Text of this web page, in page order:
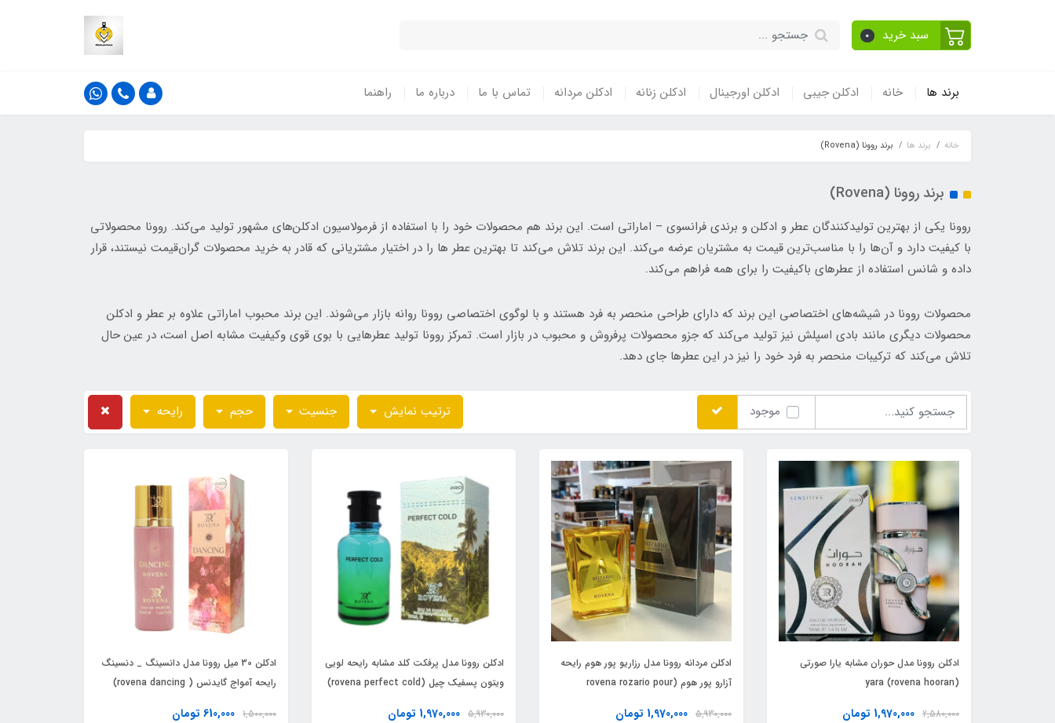
سبد خرید 0
برند ها خانه ادکلن جیبی ادکلن اورجینال ادکلن زنانه ادکلن مردانه تماس با ما درباره ما راهنما
خانه برند ها برند روونا (Rovena)
برند روونا (Rovena)
روونا یکی از بهترین تولیدکنندگان عطر و ادکلن و برندی فرانسوی – اماراتی است. این برند هم محصولات خود را با استفاده از فرمولاسیون ادکلن‌های مشهور تولید می‌کند. روونا محصولاتی
با کیفیت دارد و آن‌ها را با مناسب‌ترین قیمت به مشتریان عرضه می‌کند. این برند تلاش می‌کند تا بهترین عطر ها را در اختیار مشتریانی که قادر به خرید محصولات گران‌قیمت نیستند، قرار
داده و شانس استفاده از عطرهای باکیفیت را برای همه فراهم می‌کند.
محصولات روونا در شیشه‌های اختصاصی این برند که دارای طراحی منحصر به فرد هستند و با لوگوی اختصاصی روونا روانه بازار می‌شوند. این برند محبوب اماراتی علاوه بر عطر و ادکلن
محصولات دیگری مانند بادی اسپلش نیز تولید می‌کند که جزو محصولات پرفروش و محبوب در بازار است. تمرکز روونا تولید عطرهایی با بوی قوی وکیفیت مشابه اصل است، در عین حال
تلاش می‌کند که ترکیبات منحصر به فرد خود را نیز در این عطرها جای دهد.
موجود ترتیب نمایش جنسیت حجم رایحه
ادکلن روونا مدل حوران مشابه یارا صورتی
(rovena hooran) yara
2,580,000 1,970,000 تومان
ادکلن مردانه روونا مدل رزاریو پور هوم رایحه
آزارو پور هوم (rovena rozario pour
5,930,000 1,970,000 تومان
ادکلن روونا مدل پرفکت کلد مشابه رایحه لویی
ویتون پسفیک چیل (rovena perfect cold)
5,930,000 1,970,000 تومان
ادکلن 30 میل روونا مدل دانسینگ _ دنسینگ
رایحه آمواج گایدنس ( rovena dancing)
1,500,000 610,000 تومان